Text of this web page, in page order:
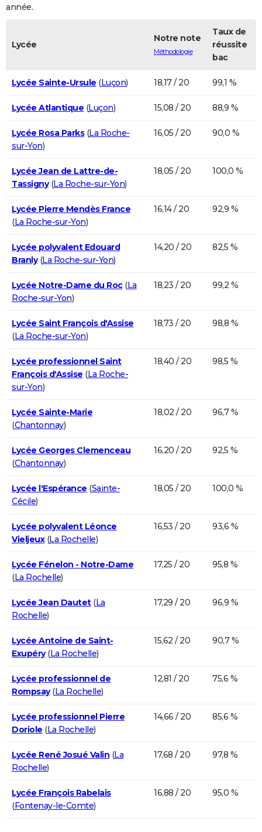
Bricolage
Lifestyle
Culture
Sport
Auto
Television
Voyage
Cinema
année.
Lycée
Notre note
Méthodologie
Taux de
réussite
bac
Lycée Sainte-Ursule (Luçon) 18,17 / 20 99,1 %
Lycée Atlantique (Luçon) 15,08 / 20 88,9 %
Lycée Rosa Parks(La Roche-
sur-Yon)
16,05 / 20 90,0 %
Lycée Jean de Lattre-de-
Tassigny(La Roche-sur-Yon)
18,05 / 20 100,0 %
Lycée Pierre Mendès France
(La Roche-sur-Yon)
16,14 / 20 92,9 %
Lycée polyvalent Edouard
Branly(La Roche-sur-Yon)
14,20 / 20 82,5 %
Lycée Notre-Dame du Roc(La
Roche-sur-Yon)
18,23 / 20 99,2 %
Lycée Saint François d'Assise
(La Roche-sur-Yon)
18,73 / 20 98,8 %
Lycée professionnel Saint
François d'Assise (La Roche-
sur-Yon)
18,40 / 20 98,5 %
Lycée Sainte-Marie
(Chantonnay)
18,02 / 20 96,7 %
Lycée Georges Clemenceau
(Chantonnay)
16,20 / 20 92,5 %
Lycée l'Espérance (Sainte-
Cécile)
18,05 / 20 100,0 %
Lycée polyvalent Léonce
Vieljeux(La Rochelle)
16,53 / 20 93,6 %
Lycée Fénelon - Notre-Dame
(La Rochelle)
17,25 / 20 95,8 %
Lycée Jean Dautet(La
Rochelle)
17,29 / 20 96,9 %
Lycée Antoine de Saint-
Exupéry(La Rochelle)
15,62 / 20 90,7 %
Lycée professionnel de
Rompsay(La Rochelle)
12,81 / 20 75,6 %
Lycée professionnel Pierre
Doriole (La Rochelle)
14,66 / 20 85,6 %
Lycée René Josué Valin (La
Rochelle)
17,68 / 20 97,8 %
Lycée François Rabelais
(Fontenay-le-Comte)
16,88 / 20 95,0 %